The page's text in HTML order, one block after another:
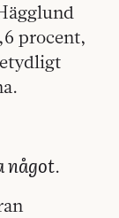
procent,
något.